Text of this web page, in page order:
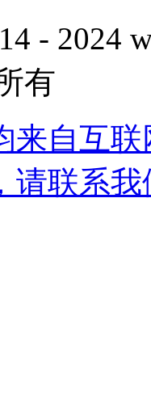
- 2024
有
来自互
请联系